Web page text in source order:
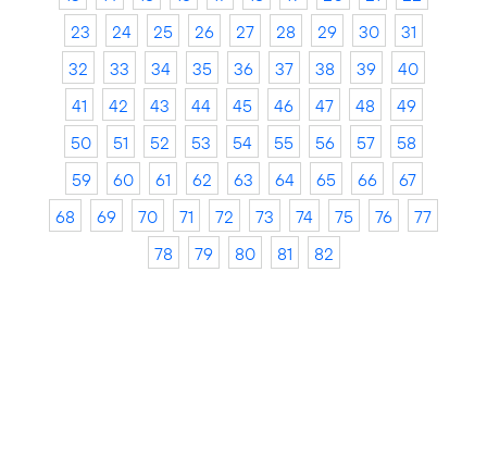
23
24 25 26 27 28 29 30
31
32
33 34 35 36 37 38 39
40
41
42 43 44 45 46 47 48
49
50
51 52 53 54 55 56 57
58
59
60 61 62 63 64 65 66
67
68
69 70 71 72 73 74 75 76
77
78
79 80 81 82